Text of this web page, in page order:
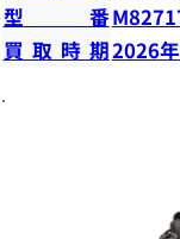
型番
買取時期2026